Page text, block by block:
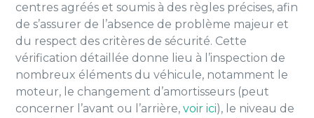
centres agréés et soumis à des règles précises, afin
de s’assurer de l’absence de problème majeur et
du respect des critères de sécurité. Cette
vérification détaillée donne lieu à l’inspection de
nombreux éléments du véhicule, notamment le
moteur, le changement d’amortisseurs (peut
concerner l’avant ou l’arrière, voir ici), le niveau de